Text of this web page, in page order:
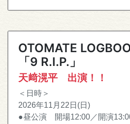
OTOMATE
「9 R.I.P.」
天﨑滉平 出演！！
＜日時＞
2026年11月22日(日)
●昼公演 開場12:00／開演